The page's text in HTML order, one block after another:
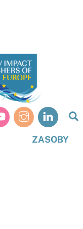
ZASOBY